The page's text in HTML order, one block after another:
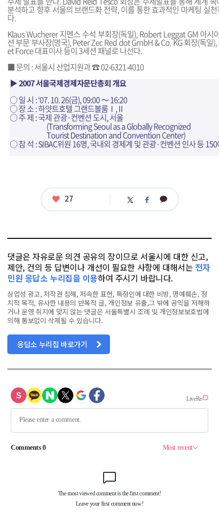
분석하고 향후 서울의 브랜드화 전략, 이를 통한 효과적인 마케팅 실
다.
Klaus Wucherer 지멘스 수석 부회장(독일), Robert Leggat GM 아시
션 부문 부사장(영국), Peter Zec Red dot GmbH & Co. KG 회장(독일
et Force 대표이사 등이 3세션 패널로 나선다.
■ 문의 : 서울시 산업지원과 ☎ 02-6321-4010
▶ 2007 서울국제경제자문단총회 개요
○ 일 시 : ‘07. 10. 26(금), 09:00 ～ 16:20
○ 장 소 : 하얏트호텔 그랜드볼룸Ⅰ,Ⅱ
○ 주 제 : 국제 관광·컨벤션 도시, 서울
(Transforming Seoul as a Globally Recognized
Tourist Destination and Convention Center)
○ 참 석 : SIBAC위원 16명, 국내외 경제계 및 관광·컨벤션 인사 등
좋
27 트 페 카
댓글은 자유로운 의견 공유의 장이므로 서울시에 대한 신고,
제안, 건의 등 답변이나 개선이 필요한 사항에 대해서는 전자
민원 응답소 누리집을 이용하여 주시기 바랍니다.
상업성 광고, 저작권 침해, 저속한 표현, 특정인에 대한 비방, 명예훼손, 정
치적 목적, 유사한 내용의 반복적 글, 개인정보 유출,그 밖에 공익을 저해하
거나 운영 취지에 맞지 않는 댓글은 서울특별시 조례 및 개인정보보호법에
의해 통보없이 삭제될 수 있습니다.
응답소 누리집 바로가기